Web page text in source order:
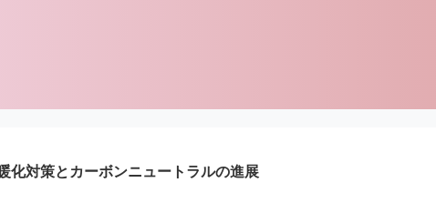
化対策とカーボンニュートラルの進展